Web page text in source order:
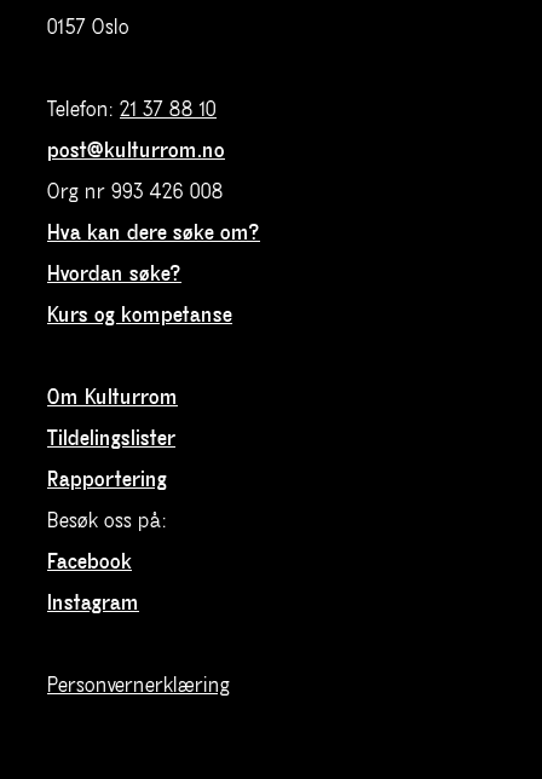
0157 Oslo
Telefon: 21 37 88 10
post@kulturrom.no
Org nr 993 426 008
Hva kan dere søke om?
Hvordan søke?
Kurs og kompetanse
Om Kulturrom
Tildelingslister
Rapportering
Besøk oss på:
Facebook
Instagram
Personvernerklæring